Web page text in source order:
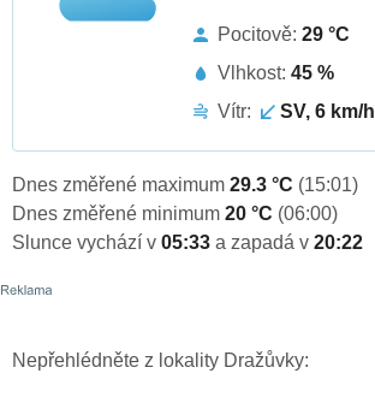
Pocitově: 29 °C
Vlhkost: 45 %
Vítr:
SV, 6 km/h
Dnes změřené maximum 29.3 °C (15:01)
Dnes změřené minimum 20 °C (06:00)
Slunce vychází v 05:33 a zapadá v 20:22
Nepřehlédněte z lokality Dražůvky: